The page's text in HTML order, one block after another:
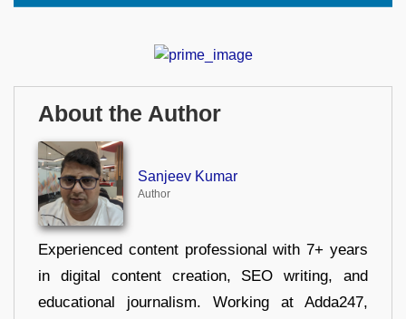
About the Author
Sanjeev Kumar
Author
Experienced content professional with 7+ years
in digital content creation, SEO writing, and
educational journalism. Working at Adda247,